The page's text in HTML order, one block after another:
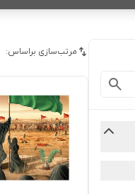
مرتب‌سازی براساس: